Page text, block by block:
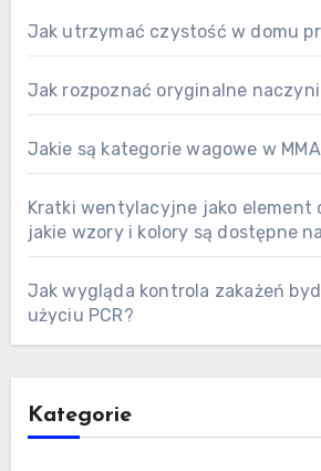
Jak utrzymać czystość w domu
Jak rozpoznać oryginalne
Jakie są kategorie wagowe w
Kratki wentylacyjne jako element
jakie wzory i kolory są dostępne
Jak wygląda kontrola zakażeń
użyciu PCR?
Kategorie